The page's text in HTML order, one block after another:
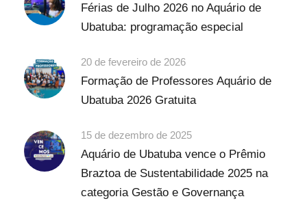
Férias de Julho 2026 no Aquário de
Ubatuba: programação especial
20 de fevereiro de 2026
Formação de Professores Aquário de
Ubatuba 2026 Gratuita
15 de dezembro de 2025
Aquário de Ubatuba vence o Prêmio
Braztoa de Sustentabilidade 2025 na
categoria Gestão e Governança